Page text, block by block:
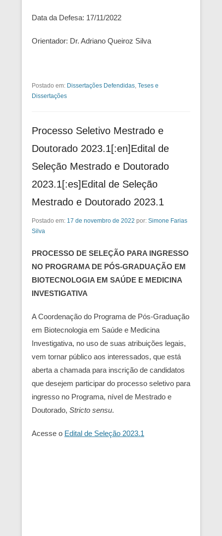
Data da Defesa: 17/11/2022
Orientador: Dr. Adriano Queiroz Silva
Postado em: Dissertações Defendidas, Teses e
Dissertações
Processo Seletivo Mestrado e
Doutorado 2023.1[:en]Edital de
Seleção Mestrado e Doutorado
2023.1[:es]Edital de Seleção
Mestrado e Doutorado 2023.1
Postado em: 17 de novembro de 2022 por: Simone Farias
Silva
PROCESSO DE SELEÇÃO PARA INGRESSO
NO PROGRAMA DE PÓS-GRADUAÇÃO EM
BIOTECNOLOGIA EM SAÚDE E MEDICINA
INVESTIGATIVA
A Coordenação do Programa de Pós-Graduação
em Biotecnologia em Saúde e Medicina
Investigativa, no uso de suas atribuições legais,
vem tornar público aos interessados, que está
aberta a chamada para inscrição de candidatos
que desejem participar do processo seletivo para
ingresso no Programa, nível de Mestrado e
Doutorado, Stricto sensu.
Acesse o Edital de Seleção 2023.1